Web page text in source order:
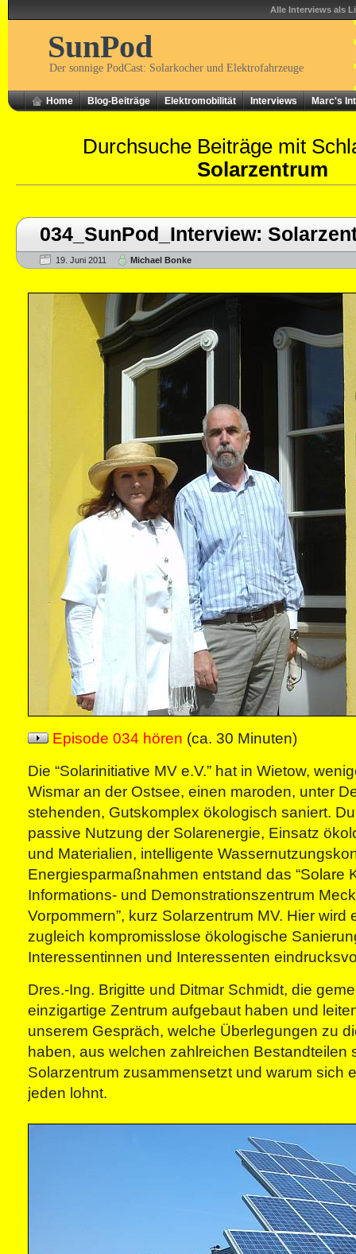
Alle Interviews als
SunPod
Der sonnige PodCast: Solarkocher und Elektrofahrzeuge
Home Blog-Beiträge Elektromobilität Interviews Marc's
Durchsuche Beiträge mit
Solarzentrum
034_SunPod_Interview:
19. Juni 2011 Michael Bonke
Episode 034 hören (ca. 30 Minuten)
Die “Solarinitiative MV e.V.” hat in Wietow,
Wismar an der Ostsee, einen maroden, unter
stehenden, Gutskomplex ökologisch saniert.
passive Nutzung der Solarenergie, Einsatz
und Materialien, intelligente
Energiesparmaßnahmen entstand das “Solare
Informations- und Demonstrationszentrum
Vorpommern”, kurz Solarzentrum MV. Hier wird
zugleich kompromisslose ökologische
Interessentinnen und Interessenten
Dres.-Ing. Brigitte und Ditmar Schmidt, die
einzigartige Zentrum aufgebaut haben und
unserem Gespräch, welche Überlegungen zu
haben, aus welchen zahlreichen Bestandteilen
Solarzentrum zusammensetzt und warum sich
jeden lohnt.